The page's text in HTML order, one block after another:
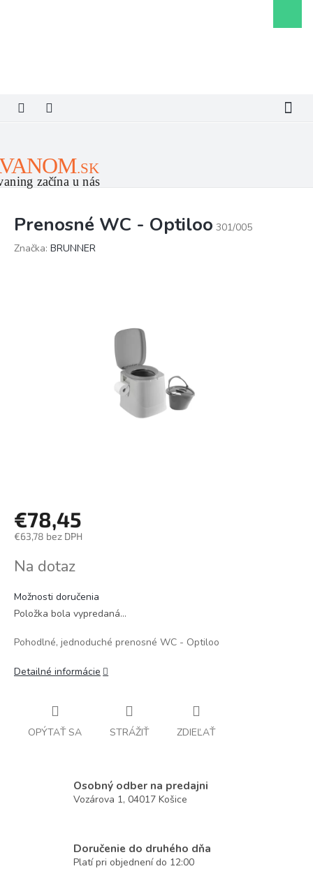
košík
Prenosné WC - Optiloo 301/005
Značka: BRUNNER
€78,45
€63,78 bez DPH
cena:
Na dotaz
Možnosti doručenia
Položka bola vypredaná…
Pohodlné, jednoduché prenosné WC - Optiloo
Detailné informácie
OPÝTAŤ SA STRÁŽIŤ ZDIEĽAŤ
Osobný odber na predajni
Vozárova 1, 04017 Košice
Doručenie do druhého dňa
Platí pri objednení do 12:00